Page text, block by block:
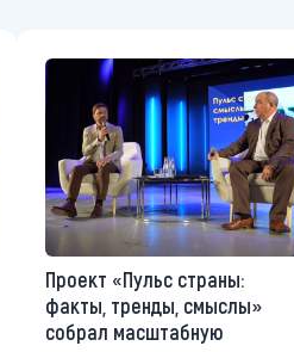
Проект «Пульс страны:
факты, тренды, смыслы»
собрал масштабную